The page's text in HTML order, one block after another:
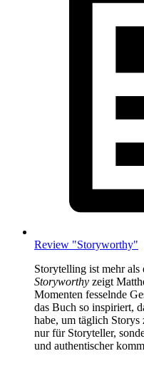
Review "Storyworthy"
Storytelling ist mehr als
Storyworthy zeigt
Momenten fesselnde
das Buch so inspiriert,
habe, um täglich
nur für Storyteller,
und authentischer